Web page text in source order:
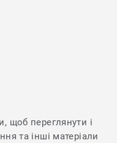
щоб переглянути і
та інші матеріали